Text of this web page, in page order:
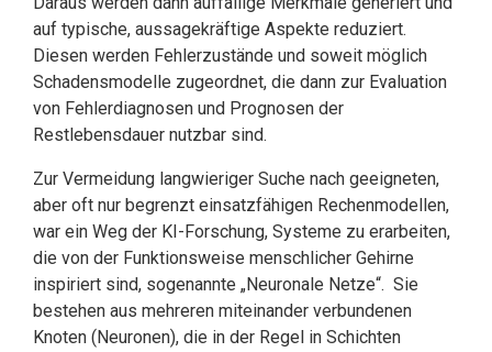
auf typische, aussagekräftige Aspekte reduziert.
Diesen werden Fehlerzustände und soweit möglich
Schadensmodelle zugeordnet, die dann zur Evaluation
von Fehlerdiagnosen und Prognosen der
Restlebensdauer nutzbar sind.
Zur Vermeidung langwieriger Suche nach geeigneten,
aber oft nur begrenzt einsatzfä­higen Rechenmodellen,
war ein Weg der KI-Forschung, Systeme zu erarbei­ten,
die von der Funktionsweise menschlicher Gehirne
inspiriert sind, sogenannte „Neuronale Netze“. Sie
bestehen aus mehreren miteinander verbundenen
Knoten (Neuronen), die in der Regel in Schichten